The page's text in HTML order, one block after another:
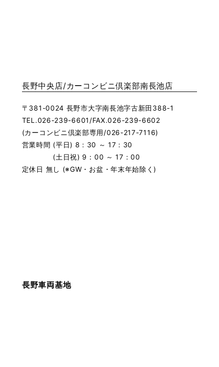
長野中央店/カーコンビニ倶楽部南長池店
〒381-0024 長野市大字南長池字古新田388-1
TEL.026-239-6601/FAX.026-239-6602
(カーコンビニ倶楽部専用/026-217-7116)
営業時間 (平日) 8 : 30 ～ 17 : 30
(土日祝) 9：00 ～ 17：00
定休日 無し (※GW・お盆・年末年始除く)
長野車両基地